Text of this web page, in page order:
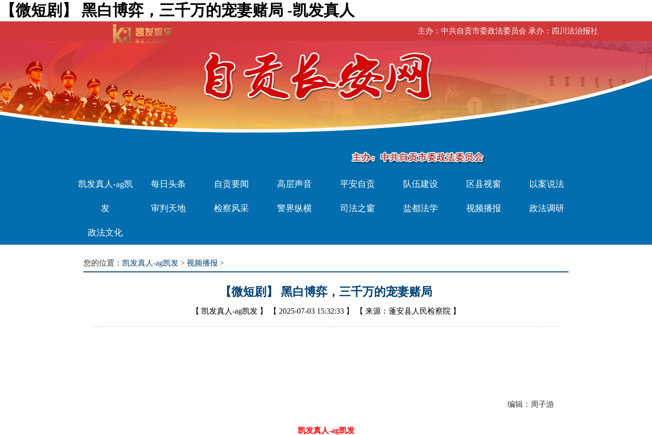
【微短剧】 黑白博弈，三千万的宠妻赌局 -凯发真人
主办：中共自贡市委政法委员会 承办：四川法治报社
凯发真人-ag凯
发
每日头条 自贡要闻 高层声音 平安自贡 队伍建设 区县视窗 以案说法
审判天地 检察风采 警界纵横 司法之窗 盐都法学 视频播报 政法调研
政法文化
您的位置： 凯发真人-ag凯发 > 视频播报 >
【微短剧】 黑白博弈，三千万的宠妻赌局
【 凯发真人-ag凯发 】 【 2025-07-03 15:32:33 】 【 来源：蓬安县人民检察院 】
编辑：周子游
凯发真人-ag凯发